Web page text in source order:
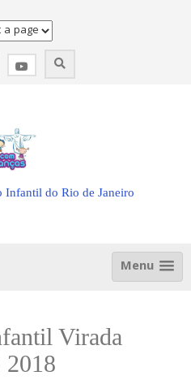
Infantil do Rio de Janeiro
Menu
Virada
2018